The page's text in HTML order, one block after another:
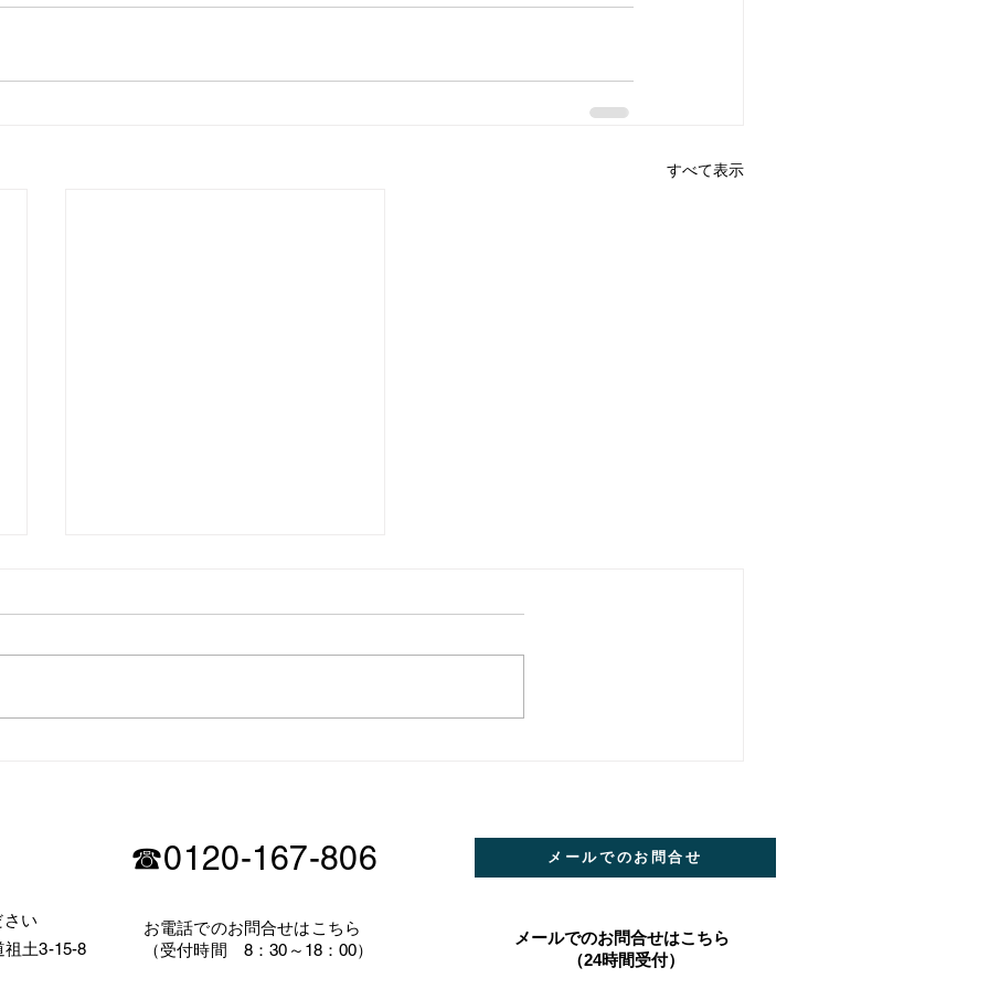
すべて表示
い
土3-15-8
☎0120-167-806
​お電話でのお問合せはこちら
（受付時間 8：30～18：00）
メールでのお問合せ
​メールでのお問合せはこちら
（24時間受付）